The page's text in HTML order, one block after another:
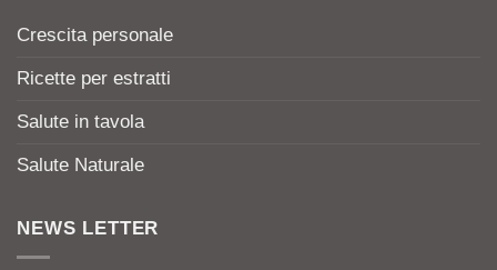
Crescita personale
Ricette per estratti
Salute in tavola
Salute Naturale
NEWS LETTER